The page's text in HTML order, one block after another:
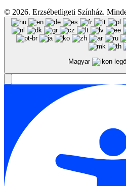
© 2026. Erzsébetligeti Színház.
Magyar